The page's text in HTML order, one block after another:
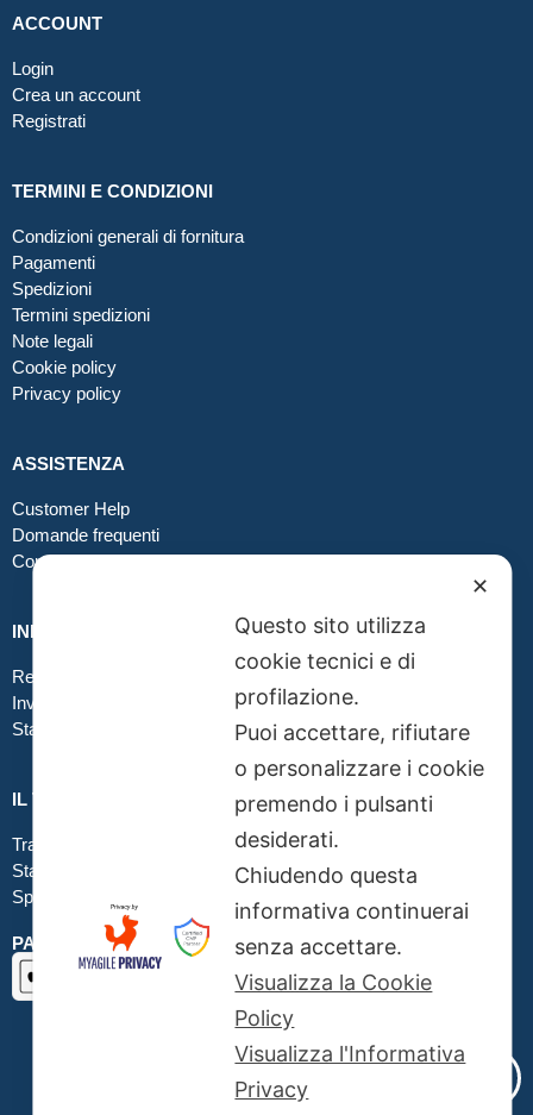
ACCOUNT
Login
Crea un account
Registrati
TERMINI E CONDIZIONI
Condizioni generali di fornitura
Pagamenti
Spedizioni
Termini spedizioni
Note legali
Cookie policy
Privacy policy
ASSISTENZA
Customer Help
Domande frequenti
Contatti
INFO GRAFICA
Realizzare file corretti
Inviare file grafici
Stampa in tessuto
IL TUO ORDINE
Traccia la tua spedizione
Stato del tuo ordine
Spedizioni
PAGAMENTI SICURI SSL
✕
Questo sito utilizza
cookie tecnici e di
profilazione.
Puoi accettare, rifiutare
o personalizzare i cookie
premendo i pulsanti
desiderati.
Chiudendo questa
informativa continuerai
senza accettare.
Visualizza la Cookie
Policy
Visualizza l'Informativa
Privacy